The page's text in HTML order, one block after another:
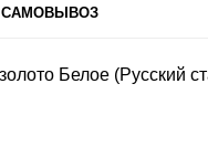
САМОВЫВОЗ
Белое (Русский